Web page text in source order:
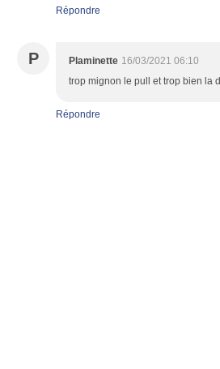
Répondre
P Plaminette 16/03/2021 06:10
trop mignon le pull et trop bien la
Répondre